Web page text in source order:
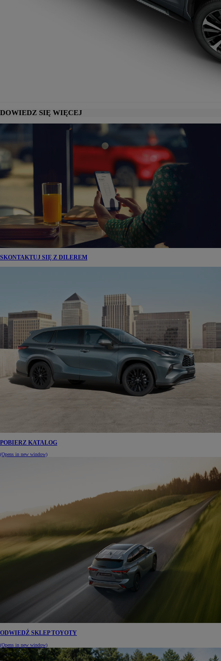
DOWIEDZ SIĘ WIĘCEJ
SKONTAKTUJ SIĘ Z DILEREM
POBIERZ KATALOG
(Opens in new window)
ODWIEDŹ SKLEP TOYOTY
(Opens in new window)